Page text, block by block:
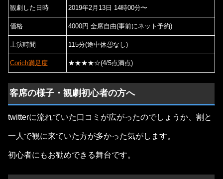
観劇した日時 2019年2月13日 14時00分〜
価格 4000円 全席自由(事前にネット予約)
上演時間 115分(途中休憩なし)
Corich満足度 ★★★★☆(4/5点満点)
客席の様子・観劇初心者の方へ
twitterに流れていた口コミが広がったのでしょうか、割と
一人で観に来ていた方が多かった気がします。
初心者にもお勧めできる舞台です。